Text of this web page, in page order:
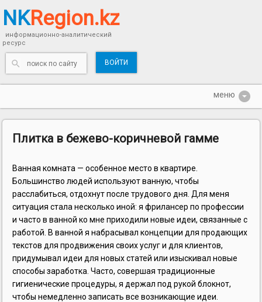
NKRegion.kz
информационно-аналитический
ресурс
ВОЙТИ
Плитка в бежево-коричневой гамме
Ванная комната — особенное место в квартире.
Большинство людей используют ванную, чтобы
расслабиться, отдохнут после трудового дня. Для меня
ситуация стала несколько иной: я фрилансер по профессии
и часто в ванной ко мне приходили новые идеи, связанные с
работой. В ванной я набрасывал концепции для продающих
текстов для продвижения своих услуг и для клиентов,
придумывал идеи для новых статей или изыскивал новые
способы заработка. Часто, совершая традиционные
гигиенические процедуры, я держал под рукой блокнот,
чтобы немедленно записать все возникающие идеи.